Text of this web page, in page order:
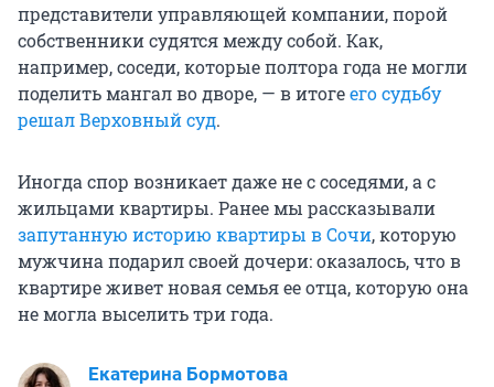
представители управляющей компании, порой
собственники судятся между собой. Как,
например, соседи, которые полтора года не могли
поделить мангал во дворе, — в итогеего судьбу
решал Верховный суд.
Иногда спор возникает даже не с соседями, а с
жильцами квартиры. Ранее мы рассказывали
запутанную историю квартиры в Сочи, которую
мужчина подарил своей дочери: оказалось, что в
квартире живет новая семья ее отца, которую она
не могла выселить три года.
Екатерина Бормотова